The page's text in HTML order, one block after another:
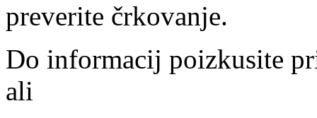
preverite črkovanje.
Do informacij poizkusite
ali